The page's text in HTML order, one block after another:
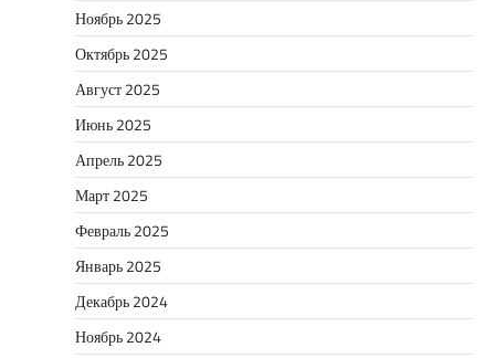
Ноябрь 2025
Октябрь 2025
Август 2025
Июнь 2025
Апрель 2025
Март 2025
Февраль 2025
Январь 2025
Декабрь 2024
Ноябрь 2024